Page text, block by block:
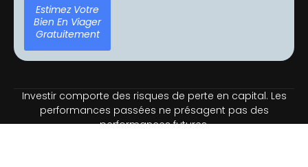
Estimez Votre
Bien En Viager
Gratuitement
Investir comporte des risques de perte en capital. Les
performances passées ne présagent pas des
performances futures.